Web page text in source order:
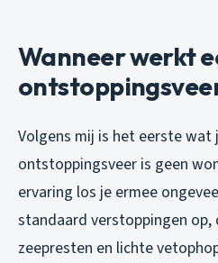
Wanneer werkt
Volgens mij is het eerste wat
ontstoppingsveer is geen
ervaring los je ermee
standaard verstoppingen op,
zeepresten en lichte